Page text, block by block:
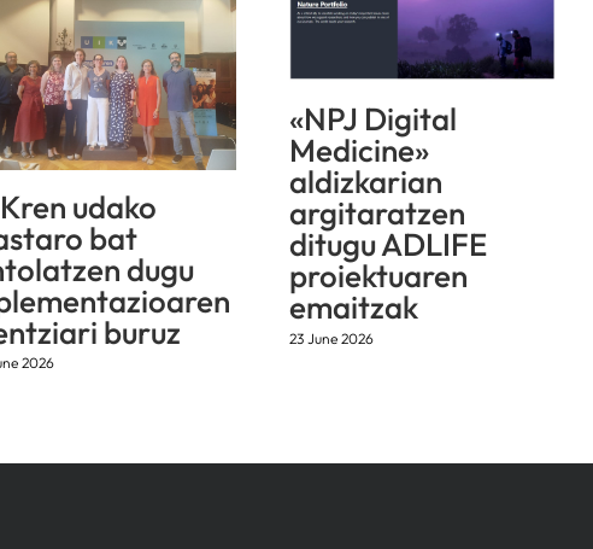
udako
bat
dugu
buruz
2026
«NPJ Digital
Medicine»
aldizkarian
argitaratzen
ditugu ADLIFE
proiektuaren
emaitzak
23 June 2026